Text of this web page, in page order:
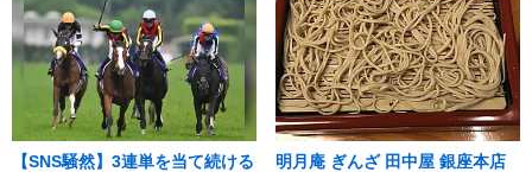
【SNS騒然】3連単を当て続ける
明月庵 ぎんざ 田中屋 銀座本店